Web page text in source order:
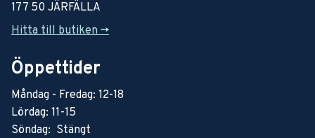
177 50 JÄRFÄLLA
Hitta till butiken ->
Öppettider
Måndag - Fredag: 12-18
Lördag: 11-15
Söndag: Stängt